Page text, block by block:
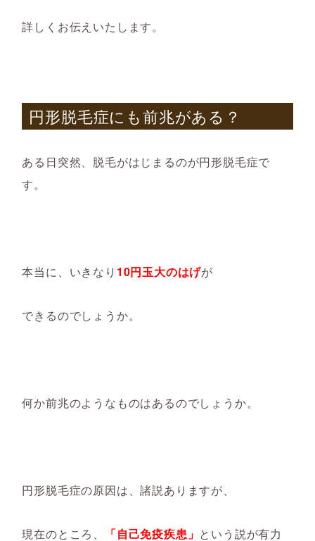
詳しくお伝えいたします。
円形脱毛症にも前兆がある？
ある日突然、脱毛がはじまるのが円形脱毛症で
す。
本当に、いきなり 10円玉大のはげが
できるのでしょうか。
何か前兆のようなものはあるのでしょうか。
円形脱毛症の原因は、諸説ありますが、
現在のところ、 「自己免疫疾患」 という説が有力